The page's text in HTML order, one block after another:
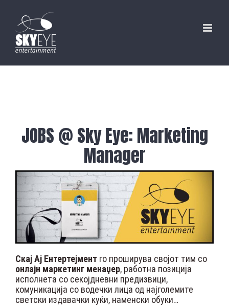
content
JOBS @ Sky Eye: Marketing
Manager
Скај Ај Ентертејмент го проширува својот тим со
онлајн маркетинг менаџер, работна позиција
исполнета со секојдневни предизвици,
комуникација со водечки лица од најголемите
светски издавачки куќи, наменски обуки…